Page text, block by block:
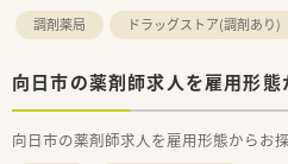
調剤薬局 ドラッグストア(調剤あり)
向日市の薬剤師求人を雇用形態
向日市の薬剤師求人を雇用形態からお